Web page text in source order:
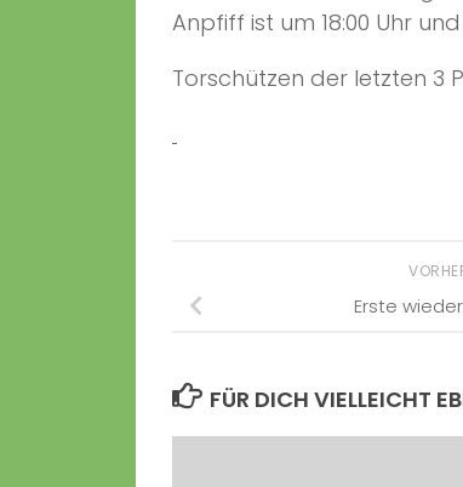
Anpfiff ist um 18:00 Uhr
Torschützen der letzten 3
Erste
FÜR DICH VIELLEICHT